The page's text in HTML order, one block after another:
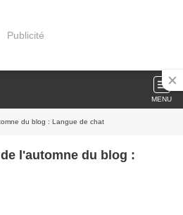
Publicité
MENU
du blog : Langue de chat
l'automne du blog :